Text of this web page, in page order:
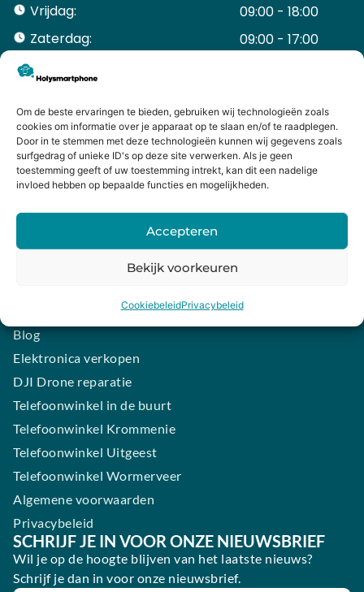
Om de beste ervaringen te bieden, gebruiken wij technologieën zoals
cookies om informatie over je apparaat op te slaan en/of te raadplegen.
Door in te stemmen met deze technologieën kunnen wij gegevens zoals
surfgedrag of unieke ID's op deze site verwerken. Als je geen
toestemming geeft of uw toestemming intrekt, kan dit een nadelige
invloed hebben op bepaalde functies en mogelijkheden.
Accepteren
Bekijk voorkeuren
CookiebeleidPrivacybeleid
Vrijdag:
09:00 - 18:00
Zaterdag:
09:00 - 17:00
Zondag:
Mijn Account
Bestellingen
Mijn winkelwagen
HANDIGE LINKS
Levering en retourneren
Garantie
iPhone laten maken
Blog
Elektronica verkopen
DJI Drone reparatie
Telefoonwinkel in de buurt
Telefoonwinkel Krommenie
Telefoonwinkel Uitgeest
Telefoonwinkel Wormerveer
Algemene voorwaarden
Privacybeleid
SCHRIJF JE IN VOOR ONZE NIEUWSBRIEF
Wil je op de hoogte blijven van het laatste nieuws?
Schrijf je dan in voor onze nieuwsbrief.